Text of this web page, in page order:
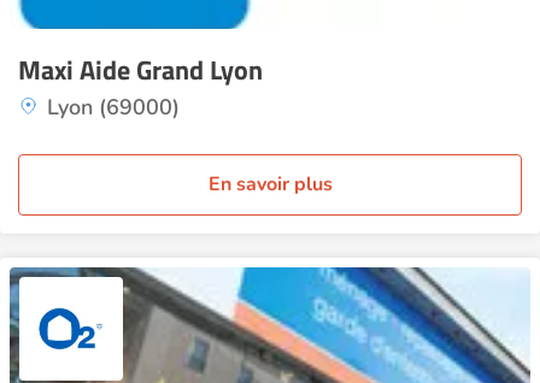
Maxi Aide Grand Lyon
Lyon (69000)
En savoir plus